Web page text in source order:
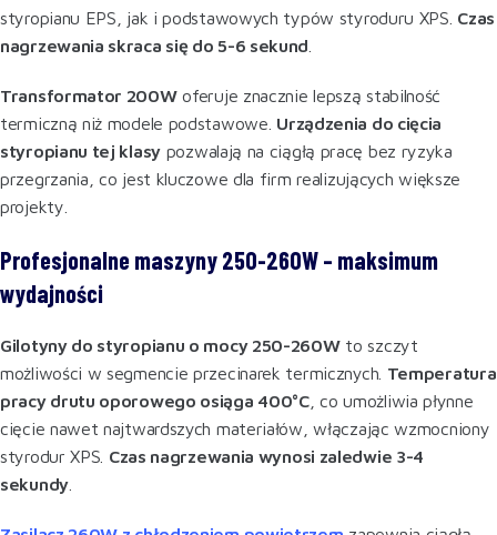
styropianu EPS, jak i podstawowych typów styroduru XPS. Czas
nagrzewania skraca się do 5-6 sekund
Transformator 200Woferuje znacznie lepszą stabilność
termiczną niż modele podstawowe. Urządzenia do cięcia
styropianu tej klasy pozwalają na ciągłą pracę bez ryzyka
przegrzania, co jest kluczowe dla firm realizujących większe
projekty.
Profesjonalne maszyny 250-260W – maksimum
wydajności
Gilotyny do styropianu o mocy 250-260Wto szczyt
możliwości w segmencie przecinarek termicznych. Temperatura
pracy drutu oporowego osiąga 400°C, co umożliwia płynne
cięcie nawet najtwardszych materiałów, włączając wzmocniony
styrodur XPS. Czas nagrzewania wynosi zaledwie 3-4
sekundy.